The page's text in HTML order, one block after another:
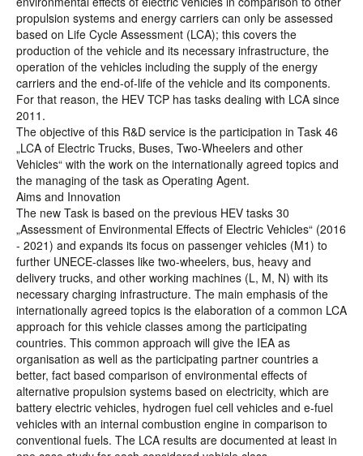
propulsion systems and energy carriers can only be assessed
based on Life Cycle Assessment (LCA); this covers the
production of the vehicle and its necessary infrastructure, the
operation of the vehicles including the supply of the energy
carriers and the end-of-life of the vehicle and its components.
For that reason, the HEV TCP has tasks dealing with LCA since
2011.
The objective of this R&D service is the participation in Task 46
„LCA of Electric Trucks, Buses, Two-Wheelers and other
Vehicles“ with the work on the internationally agreed topics and
the managing of the task as Operating Agent.
Aims and Innovation
The new Task is based on the previous HEV tasks 30
„Assessment of Environmental Effects of Electric Vehicles“ (2016
- 2021) and expands its focus on passenger vehicles (M1) to
further UNECE-classes like two-wheelers, bus, heavy and
delivery trucks, and other working machines (L, M, N) with its
necessary charging infrastructure. The main emphasis of the
internationally agreed topics is the elaboration of a common LCA
approach for this vehicle classes among the participating
countries. This common approach will give the IEA as
organisation as well as the participating partner countries a
better, fact based comparison of environmental effects of
alternative propulsion systems based on electricity, which are
battery electric vehicles, hydrogen fuel cell vehicles and e-fuel
vehicles with an internal combustion engine in comparison to
conventional fuels. The LCA results are documented at least in